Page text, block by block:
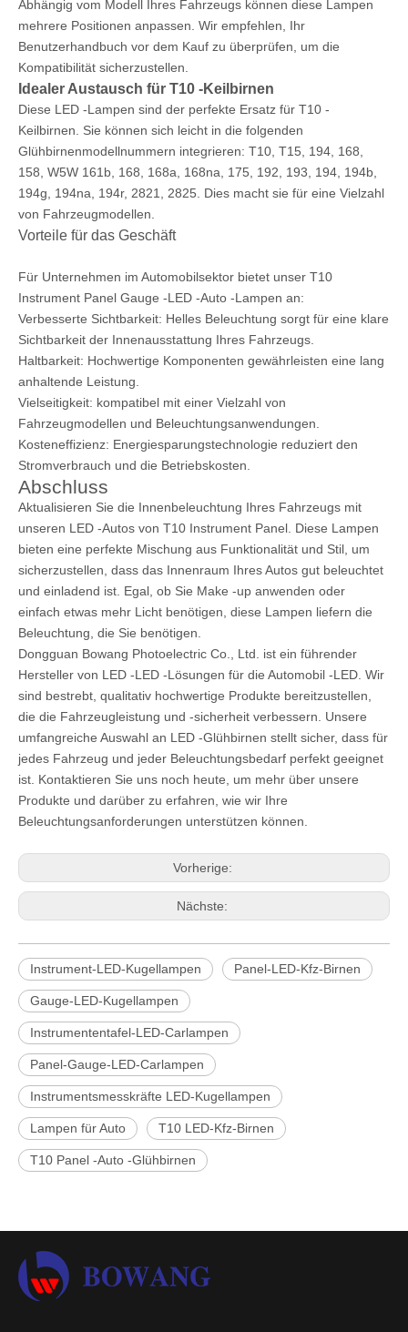
Abhängig vom Modell Ihres Fahrzeugs können diese Lampen
mehrere Positionen anpassen. Wir empfehlen, Ihr
Benutzerhandbuch vor dem Kauf zu überprüfen, um die
Kompatibilität sicherzustellen.
Idealer Austausch für T10 -Keilbirnen
Diese LED -Lampen sind der perfekte Ersatz für T10 -
Keilbirnen. Sie können sich leicht in die folgenden
Glühbirnenmodellnummern integrieren: T10, T15, 194, 168,
158, W5W 161b, 168, 168a, 168na, 175, 192, 193, 194, 194b,
194g, 194na, 194r, 2821, 2825. Dies macht sie für eine Vielzahl
von Fahrzeugmodellen.
Vorteile für das Geschäft
Für Unternehmen im Automobilsektor bietet unser T10
Instrument Panel Gauge -LED -Auto -Lampen an:
Verbesserte Sichtbarkeit: Helles Beleuchtung sorgt für eine klare
Sichtbarkeit der Innenausstattung Ihres Fahrzeugs.
Haltbarkeit: Hochwertige Komponenten gewährleisten eine lang
anhaltende Leistung.
Vielseitigkeit: kompatibel mit einer Vielzahl von
Fahrzeugmodellen und Beleuchtungsanwendungen.
Kosteneffizienz: Energiesparungstechnologie reduziert den
Stromverbrauch und die Betriebskosten.
Abschluss
Aktualisieren Sie die Innenbeleuchtung Ihres Fahrzeugs mit
unseren LED -Autos von T10 Instrument Panel. Diese Lampen
bieten eine perfekte Mischung aus Funktionalität und Stil, um
sicherzustellen, dass das Innenraum Ihres Autos gut beleuchtet
und einladend ist. Egal, ob Sie Make -up anwenden oder
einfach etwas mehr Licht benötigen, diese Lampen liefern die
Beleuchtung, die Sie benötigen.
Dongguan Bowang Photoelectric Co., Ltd. ist ein führender
Hersteller von LED -LED -Lösungen für die Automobil -LED. Wir
sind bestrebt, qualitativ hochwertige Produkte bereitzustellen,
die die Fahrzeugleistung und -sicherheit verbessern. Unsere
umfangreiche Auswahl an LED -Glühbirnen stellt sicher, dass für
jedes Fahrzeug und jeder Beleuchtungsbedarf perfekt geeignet
ist. Kontaktieren Sie uns noch heute, um mehr über unsere
Produkte und darüber zu erfahren, wie wir Ihre
Beleuchtungsanforderungen unterstützen können.
Vorherige:
Nächste:
Instrument-LED-Kugellampen Panel-LED-Kfz-Birnen
Gauge-LED-Kugellampen
Instrumententafel-LED-Carlampen
Panel-Gauge-LED-Carlampen
Instrumentsmesskräfte LED-Kugellampen
Lampen für Auto T10 LED-Kfz-Birnen
T10 Panel -Auto -Glühbirnen